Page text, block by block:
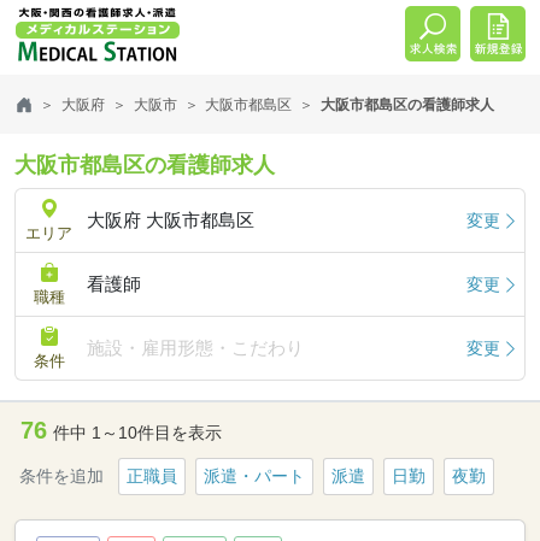
大阪府 大阪市 大阪市都島区 大阪市都島区の看護師求人
大阪市都島区の看護師求人
エリア
大阪府 大阪市都島区 変更
職種
看護師 変更
条件
施設・雇用形態・こだわり 変更
76 件中 1～10件目を表示
条件を追加 正職員 派遣・パート 派遣 日勤 夜勤